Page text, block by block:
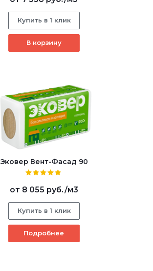
Купить в 1 клик
В корзину
Эковер Вент-Фасад 90
от 8 055 руб./м3
Купить в 1 клик
Подробнее